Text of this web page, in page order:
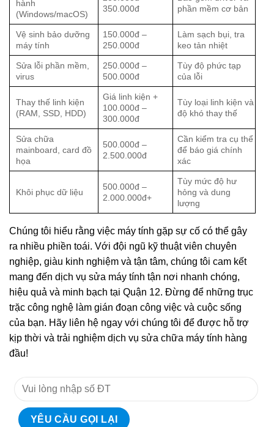
hành
(Windows/macOS)
350.000đ
phần mềm cơ bản
Vệ sinh bảo dưỡng
máy tính
150.000đ –
250.000đ
Làm sạch bụi, tra
keo tản nhiệt
Sửa lỗi phần mềm,
virus
250.000đ –
500.000đ
Tùy độ phức tạp
của lỗi
Thay thế linh kiện
(RAM, SSD, HDD)
Giá linh kiện +
100.000đ –
300.000đ
Tùy loại linh kiện và
độ khó thay thế
Sửa chữa
mainboard, card đồ
họa
500.000đ –
2.500.000đ
Cần kiểm tra cụ thể
để báo giá chính
xác
Khôi phục dữ liệu
500.000đ –
2.000.000đ+
Tùy mức độ hư
hỏng và dung
lượng
Chúng tôi hiểu rằng việc máy tính gặp sự cố có thể gây
ra nhiều phiền toái. Với đội ngũ kỹ thuật viên chuyên
nghiệp, giàu kinh nghiệm và tận tâm, chúng tôi cam kết
mang đến dịch vụ sửa máy tính tận nơi nhanh chóng,
hiệu quả và minh bạch tại Quận 12. Đừng để những trục
trặc công nghệ làm gián đoạn công việc và cuộc sống
của bạn. Hãy liên hệ ngay với chúng tôi để được hỗ trợ
kịp thời và trải nghiệm dịch vụ sửa chữa máy tính hàng
đầu!